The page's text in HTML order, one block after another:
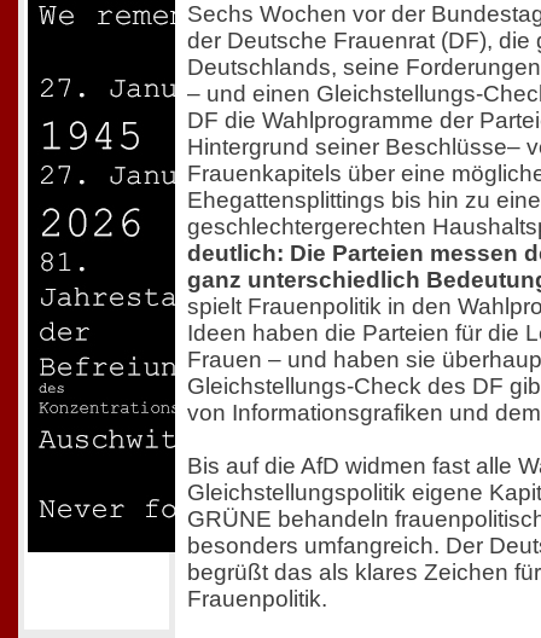
Sechs Wochen vor der
der Deutsche Frauenrat (DF),
Deutschlands, seine
– und einen Gleichstellungs-
DF die Wahlprogramme der
Hintergrund seiner Beschlüsse–
Frauenkapitels über eine
Ehegattensplittings bis hin zu
geschlechtergerechten
deutlich: Die Parteien messen
ganz unterschiedlich
spielt Frauenpolitik in den
Ideen haben die Parteien für die
Frauen – und haben sie
Gleichstellungs-Check des DF
von Informationsgrafiken und
Bis auf die AfD widmen fast alle
Gleichstellungspolitik eigene
GRÜNE behandeln
besonders umfangreich. Der
begrüßt das als klares Zeichen
Frauenpolitik.